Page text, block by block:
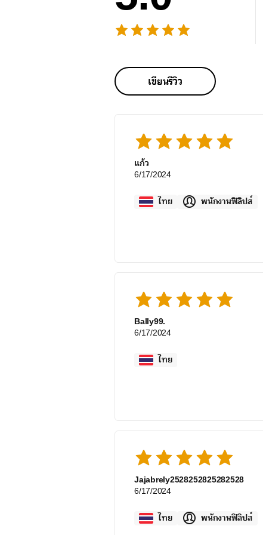
เขียนรีวิว
แก้ว
6/17/2024
ไทย พนักงานฟิลิปส์
Bally99.
6/17/2024
ไทย
Jajabrely2528252825282528
6/17/2024
ไทย พนักงานฟิลิปส์